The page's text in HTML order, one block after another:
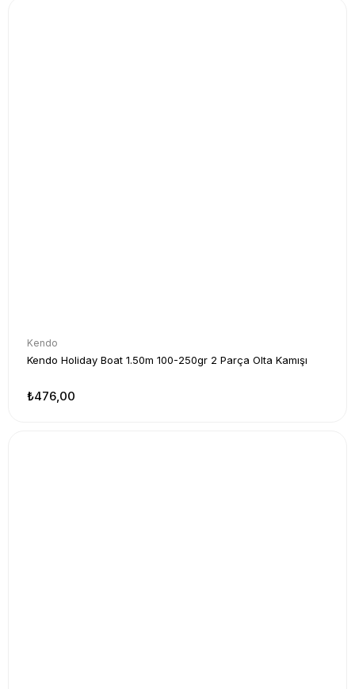
Kendo
Kendo Holiday Boat 1.50m 100-250gr 2 Parça Olta Kamışı
₺476,00